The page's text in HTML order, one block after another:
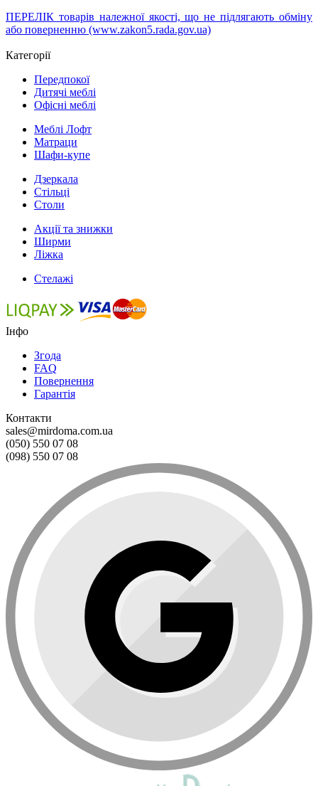
ПЕРЕЛІК товарів належної якості, що не підлягають обміну
або поверненню (www.zakon5.rada.gov.ua)
Категорії
Передпокої
Дитячі меблі
Офісні меблі
Меблі Лофт
Матраци
Шафи-купе
Дзеркала
Стільці
Столи
Акції та знижки
Ширми
Ліжка
Стелажі
Інфо
Згода
FAQ
Повернення
Гарантія
Контакти
sales@mirdoma.com.ua
(050) 550 07 08
(098) 550 07 08